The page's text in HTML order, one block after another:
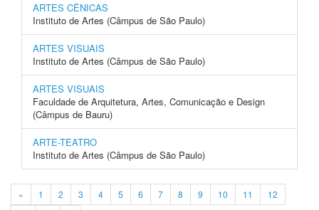
ARTES CÊNICAS
Instituto de Artes (Câmpus de São Paulo)
ARTES VISUAIS
Instituto de Artes (Câmpus de São Paulo)
ARTES VISUAIS
Faculdade de Arquitetura, Artes, Comunicação e Design
(Câmpus de Bauru)
ARTE-TEATRO
Instituto de Artes (Câmpus de São Paulo)
« 1 2 3 4 5 6 7 8 9 10 11
12